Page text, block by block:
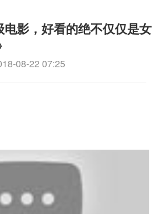
电影，好看的绝不仅仅是女
08-22 07:25